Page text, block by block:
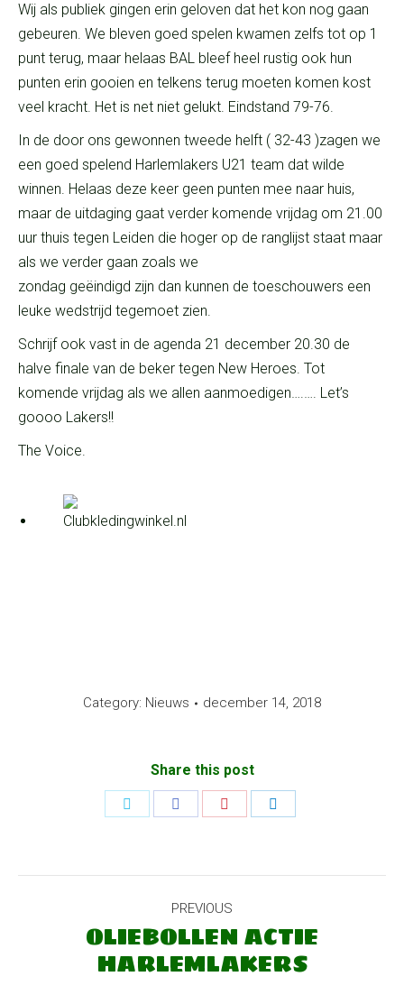
Wij als publiek gingen erin geloven dat het kon nog gaan
gebeuren. We bleven goed spelen kwamen zelfs tot op 1
punt terug, maar helaas BAL bleef heel rustig ook hun
punten erin gooien en telkens terug moeten komen kost
veel kracht. Het is net niet gelukt. Eindstand 79-76.
In de door ons gewonnen tweede helft ( 32-43 )zagen we
een goed spelend Harlemlakers U21 team dat wilde
winnen. Helaas deze keer geen punten mee naar huis,
maar de uitdaging gaat verder komende vrijdag om 21.00
uur thuis tegen Leiden die hoger op de ranglijst staat maar
als we verder gaan zoals we
zondag geëindigd zijn dan kunnen de toeschouwers een
leuke wedstrijd tegemoet zien.
Schrijf ook vast in de agenda 21 december 20.30 de
halve finale van de beker tegen New Heroes. Tot
komende vrijdag als we allen aanmoedigen….…. Let’s
goooo Lakers!!
The Voice.
Category: Nieuws december 14, 2018
Share this post
POST
NAVIGATION
PREVIOUS
Previous
post:
OLIEBOLLEN ACTIE
HARLEMLAKERS